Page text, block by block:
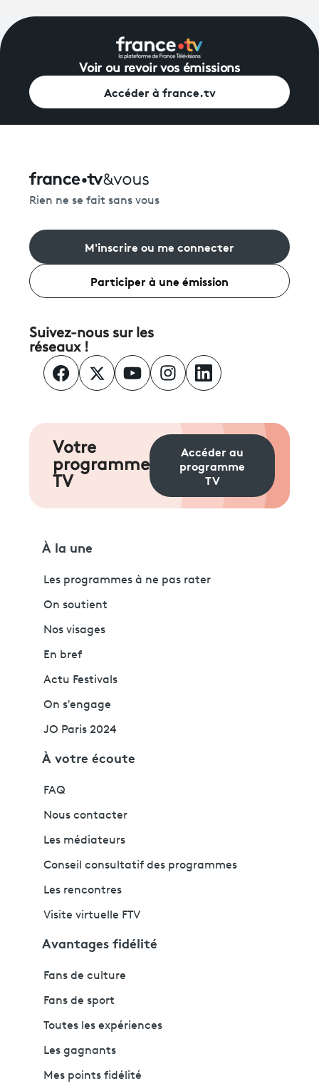
Voir ou revoir vos émissions
Accéder à france.tv
Rien ne se fait sans vous
M'inscrire ou me connecter
Participer à une émission
Suivez-nous sur les
réseaux !
Votre
programme
TV
Accéder au
programme
TV
À la une
Les programmes à ne pas rater
On soutient
Nos visages
En bref
Actu Festivals
On s'engage
JO Paris 2024
À votre écoute
FAQ
Nous contacter
Les médiateurs
Conseil consultatif des programmes
Les rencontres
Visite virtuelle FTV
Avantages fidélité
Fans de culture
Fans de sport
Toutes les expériences
Les gagnants
Mes points fidélité